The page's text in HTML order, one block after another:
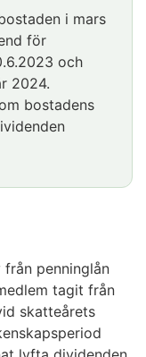
i mars
för
och
2024.
bostadens
penninglån
tagit från
skatteårets